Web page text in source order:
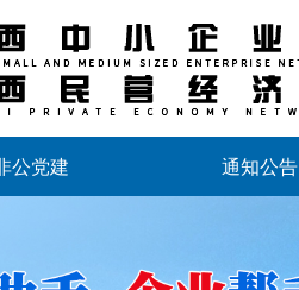
公党建 通知公告